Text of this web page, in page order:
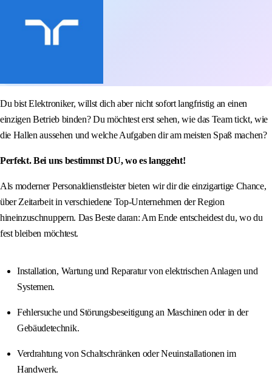
Du bist Elektroniker, willst dich aber nicht sofort langfristig an einen
einzigen Betrieb binden? Du möchtest erst sehen, wie das Team tickt, wie
die Hallen aussehen und welche Aufgaben dir am meisten Spaß machen?
Perfekt. Bei uns bestimmst DU, wo es langgeht!
Als moderner Personaldienstleister bieten wir dir die einzigartige Chance,
über Zeitarbeit in verschiedene Top-Unternehmen der Region
hineinzuschnuppern. Das Beste daran: Am Ende entscheidest du, wo du
fest bleiben möchtest.
Installation, Wartung und Reparatur von elektrischen Anlagen und
Systemen.
Fehlersuche und Störungsbeseitigung an Maschinen oder in der
Gebäudetechnik.
Verdrahtung von Schaltschränken oder Neuinstallationen im
Handwerk.